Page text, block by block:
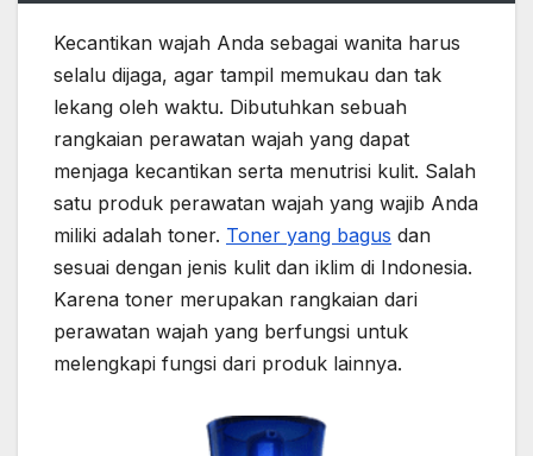
Kecantikan wajah Anda sebagai wanita harus
selalu dijaga, agar tampil memukau dan tak
lekang oleh waktu. Dibutuhkan sebuah
rangkaian perawatan wajah yang dapat
menjaga kecantikan serta menutrisi kulit. Salah
satu produk perawatan wajah yang wajib Anda
miliki adalah toner. Toner yang bagus dan
sesuai dengan jenis kulit dan iklim di Indonesia.
Karena toner merupakan rangkaian dari
perawatan wajah yang berfungsi untuk
melengkapi fungsi dari produk lainnya.